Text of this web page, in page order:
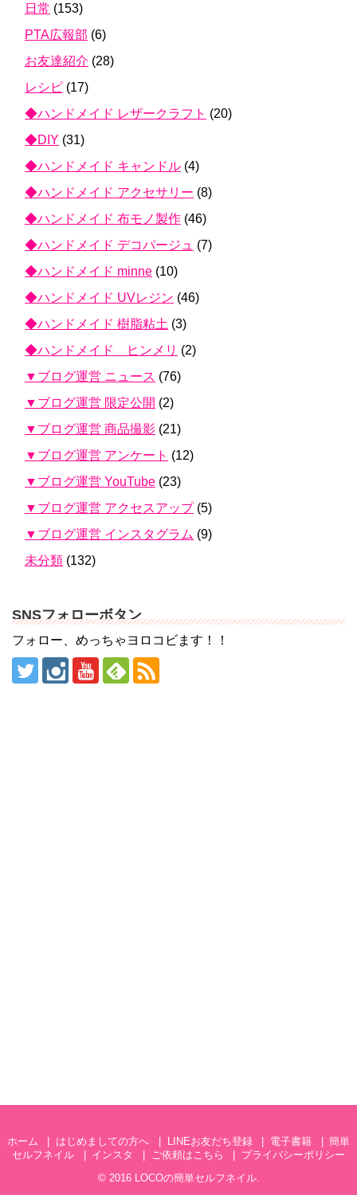
日常 (153)
PTA広報部 (6)
お友達紹介 (28)
レシピ (17)
◆ハンドメイド レザークラフト (20)
◆DIY (31)
◆ハンドメイド キャンドル (4)
◆ハンドメイド アクセサリー (8)
◆ハンドメイド 布モノ製作 (46)
◆ハンドメイド デコパージュ (7)
◆ハンドメイド minne (10)
◆ハンドメイド UVレジン (46)
◆ハンドメイド 樹脂粘土 (3)
◆ハンドメイド ヒンメリ (2)
▼ブログ運営 ニュース (76)
▼ブログ運営 限定公開 (2)
▼ブログ運営 商品撮影 (21)
▼ブログ運営 アンケート (12)
▼ブログ運営 YouTube (23)
▼ブログ運営 アクセスアップ(5)
▼ブログ運営 インスタグラム (9)
未分類 (132)
SNSフォローボタン
フォロー、めっちゃヨロコビます！！
ホーム はじめましての方へ LINEお友だち登録 電子書籍
簡単
セルフネイル
インスタ ご依頼はこちら
プライバシーポリシー
© 2016 LOCOの簡単セルフネイル.